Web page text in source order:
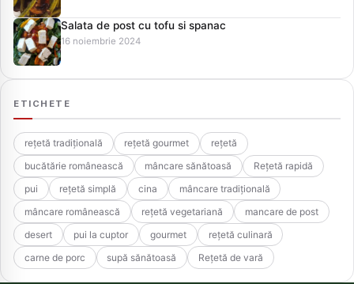
Salata de post cu tofu si spanac
16 noiembrie 2024
ETICHETE
rețetă tradițională rețetă gourmet
rețetă
bucătărie românească
mâncare sănătoasă
Rețetă rapidă
pui
rețetă simplă cina
mâncare tradițională
mâncare românească
rețetă vegetariană
mancare de post
desert
pui la cuptor gourmet
rețetă culinară
carne de porc
supă sănătoasă Rețetă de vară